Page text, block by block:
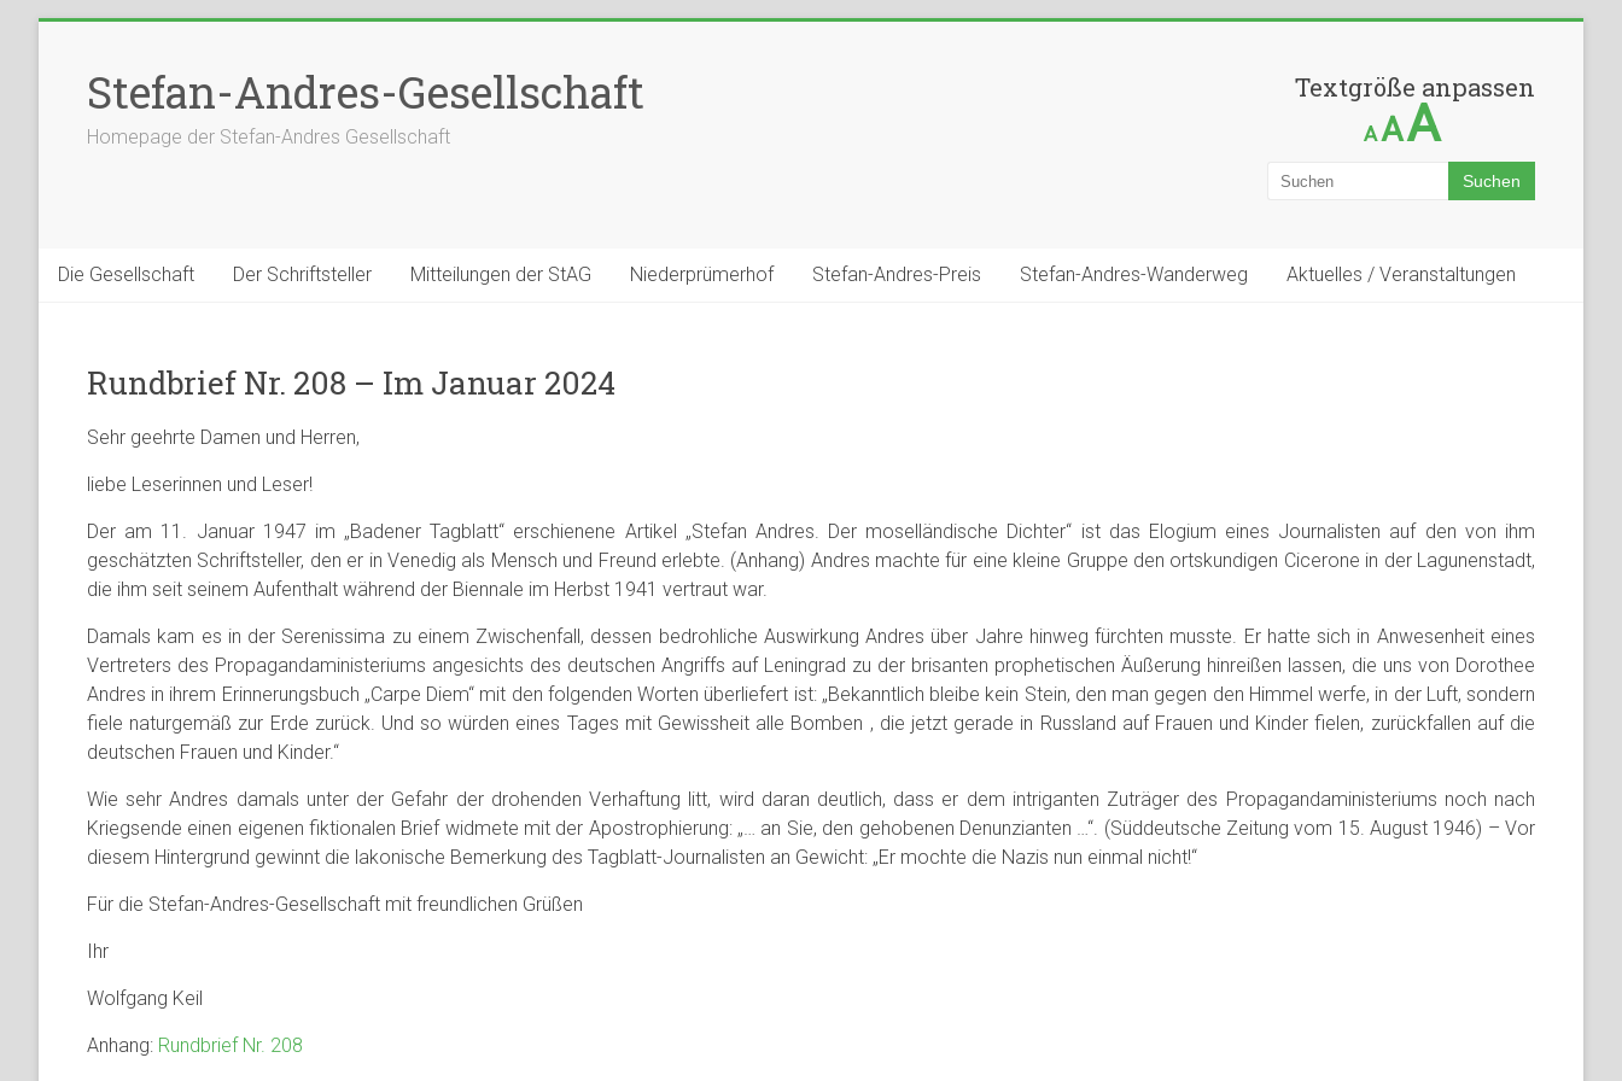
Stefan-Andres-Gesellschaft
Homepage der Stefan-Andres Gesellschaft
Textgröße anpassen
AAA
Die Gesellschaft Der Schriftsteller Mitteilungen der StAG Niederprümerhof Stefan-Andres-Preis Stefan-Andres-Wanderweg Aktuelles / Veranstaltungen
Rundbrief Nr. 208 – Im Januar 2024
Sehr geehrte Damen und Herren,
liebe Leserinnen und Leser!
Der am 11. Januar 1947 im „Badener Tagblatt“ erschienene Artikel „Stefan Andres. Der moselländische Dichter“ ist das Elogium eines Journalisten auf den von ihm
geschätzten Schriftsteller, den er in Venedig als Mensch und Freund erlebte. (Anhang) Andres machte für eine kleine Gruppe den ortskundigen Cicerone in der Lagunenstadt,
die ihm seit seinem Aufenthalt während der Biennale im Herbst 1941 vertraut war.
Damals kam es in der Serenissima zu einem Zwischenfall, dessen bedrohliche Auswirkung Andres über Jahre hinweg fürchten musste. Er hatte sich in Anwesenheit eines
Vertreters des Propagandaministeriums angesichts des deutschen Angriffs auf Leningrad zu der brisanten prophetischen Äußerung hinreißen lassen, die uns von Dorothee
Andres in ihrem Erinnerungsbuch „Carpe Diem“ mit den folgenden Worten überliefert ist: „Bekanntlich bleibe kein Stein, den man gegen den Himmel werfe, in der Luft, sondern
fiele naturgemäß zur Erde zurück. Und so würden eines Tages mit Gewissheit alle Bomben , die jetzt gerade in Russland auf Frauen und Kinder fielen, zurückfallen auf die
deutschen Frauen und Kinder.“
Wie sehr Andres damals unter der Gefahr der drohenden Verhaftung litt, wird daran deutlich, dass er dem intriganten Zuträger des Propagandaministeriums noch nach
Kriegsende einen eigenen fiktionalen Brief widmete mit der Apostrophierung: „… an Sie, den gehobenen Denunzianten …“. (Süddeutsche Zeitung vom 15. August 1946) – Vor
diesem Hintergrund gewinnt die lakonische Bemerkung des Tagblatt-Journalisten an Gewicht: „Er mochte die Nazis nun einmal nicht!“
Für die Stefan-Andres-Gesellschaft mit freundlichen Grüßen
Ihr
Wolfgang Keil
Anhang: Rundbrief Nr. 208